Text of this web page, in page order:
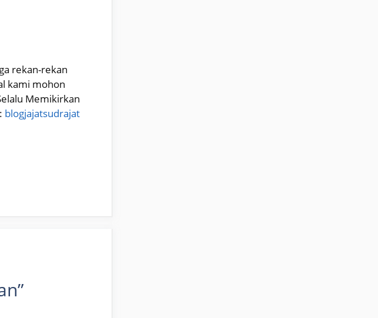
rekan-rekan
kami mohon
Memikirkan
blogjajatsudrajat